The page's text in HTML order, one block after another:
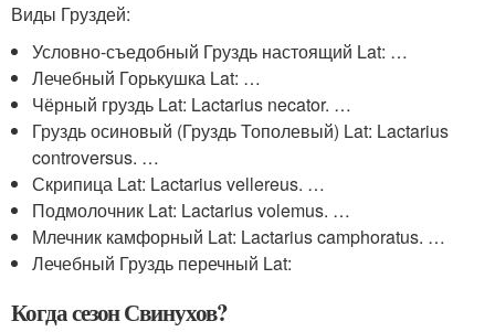
Виды Груздей:
Условно-съедобный Груздь настоящий Lat: …
Лечебный Горькушка Lat: …
Чёрный груздь Lat: Lactarius necator. …
Груздь осиновый (Груздь Тополевый) Lat: Lactarius
controversus. …
Скрипица Lat: Lactarius vellereus. …
Подмолочник Lat: Lactarius volemus. …
Млечник камфорный Lat: Lactarius camphoratus. …
Лечебный Груздь перечный Lat:
Когда сезон Свинухов?